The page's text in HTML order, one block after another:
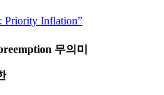
Priority Inflation”
무의미